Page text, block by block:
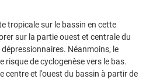
tropicale sur le bassin en cette
sur la partie ouest et centrale du
Néanmoins, le
de cyclogenèse vers le bas.
centre et l'ouest du bassin à partir de